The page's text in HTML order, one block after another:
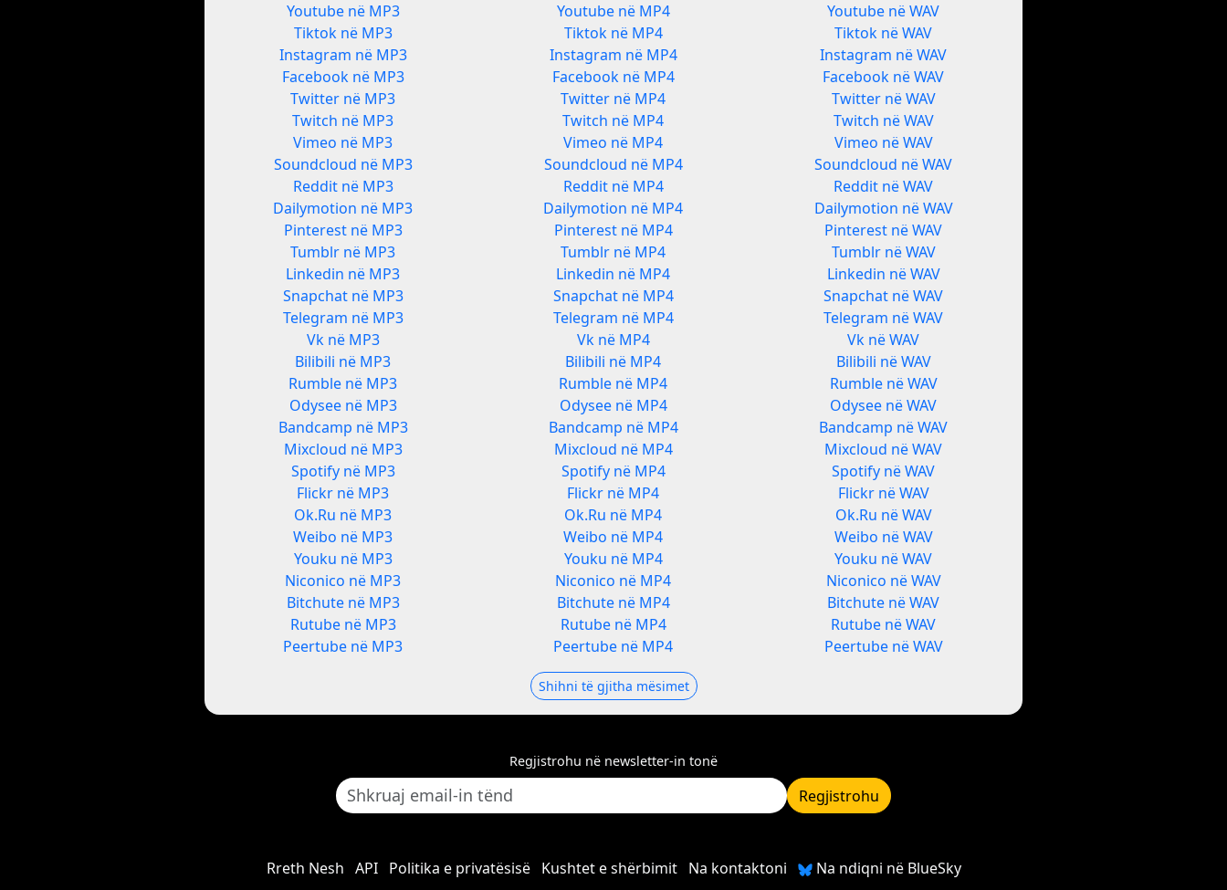
Youtube në MP3
Tiktok në MP3
Instagram në MP3
Facebook në MP3
Twitter në MP3
Twitch në MP3
Vimeo në MP3
Soundcloud në MP3
Reddit në MP3
Dailymotion në MP3
Pinterest në MP3
Tumblr në MP3
Linkedin në MP3
Snapchat në MP3
Telegram në MP3
Vk në MP3
Bilibili në MP3
Rumble në MP3
Odysee në MP3
Bandcamp në MP3
Mixcloud në MP3
Spotify në MP3
Flickr në MP3
Ok.Ru në MP3
Weibo në MP3
Youku në MP3
Niconico në MP3
Bitchute në MP3
Rutube në MP3
Peertube në MP3
Youtube në MP4
Tiktok në MP4
Instagram në MP4
Facebook në MP4
Twitter në MP4
Twitch në MP4
Vimeo në MP4
Soundcloud në MP4
Reddit në MP4
Dailymotion në MP4
Pinterest në MP4
Tumblr në MP4
Linkedin në MP4
Snapchat në MP4
Telegram në MP4
Vk në MP4
Bilibili në MP4
Rumble në MP4
Odysee në MP4
Bandcamp në MP4
Mixcloud në MP4
Spotify në MP4
Flickr në MP4
Ok.Ru në MP4
Weibo në MP4
Youku në MP4
Niconico në MP4
Bitchute në MP4
Rutube në MP4
Peertube në MP4
Youtube në WAV
Tiktok në WAV
Instagram në WAV
Facebook në WAV
Twitter në WAV
Twitch në WAV
Vimeo në WAV
Soundcloud në WAV
Reddit në WAV
Dailymotion në WAV
Pinterest në WAV
Tumblr në WAV
Linkedin në WAV
Snapchat në WAV
Telegram në WAV
Vk në WAV
Bilibili në WAV
Rumble në WAV
Odysee në WAV
Bandcamp në WAV
Mixcloud në WAV
Spotify në WAV
Flickr në WAV
Ok.Ru në WAV
Weibo në WAV
Youku në WAV
Niconico në WAV
Bitchute në WAV
Rutube në WAV
Peertube në WAV
Shihni të gjitha mësimet
Regjistrohu në newsletter-in tonë
Regjistrohu
Rreth Nesh API Politika e privatësisë Kushtet e shërbimit Na kontaktoni Na ndiqni në BlueSky